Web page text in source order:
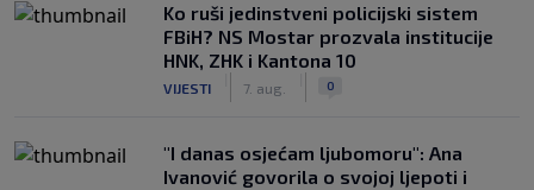
Ko ruši jedinstveni policijski sistem
FBiH? NS Mostar prozvala institucije
HNK, ZHK i Kantona 10
VIJESTI 7. aug. 0
"I danas osjećam ljubomoru": Ana
Ivanović govorila o svojoj ljepoti i